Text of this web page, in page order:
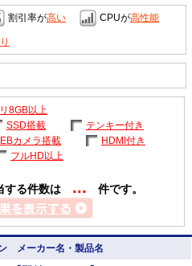
割引率が高い CPUが高性能
8GB以上
SSD搭載
テンキー付き
カメラ搭載
HDMI付き
フルHD以上
する件数は ... 件です。
メーカー名・製品名